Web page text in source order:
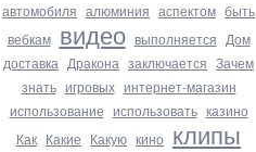
автомобиля алюминия аспектом быть
вебкам видео выполняется Дом
доставка Дракона заключается Зачем
знать игровых интернет-магазин
использование использовать казино
Как Какие Какую кино клипы